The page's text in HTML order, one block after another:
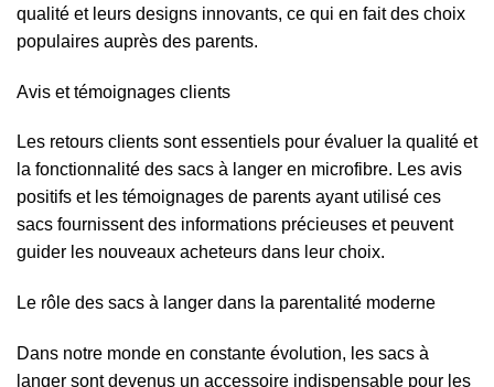
qualité et leurs designs innovants, ce qui en fait des choix
populaires auprès des parents.
Avis et témoignages clients
Les retours clients sont essentiels pour évaluer la qualité et
la fonctionnalité des sacs à langer en microfibre. Les avis
positifs et les témoignages de parents ayant utilisé ces
sacs fournissent des informations précieuses et peuvent
guider les nouveaux acheteurs dans leur choix.
Le rôle des sacs à langer dans la parentalité moderne
Dans notre monde en constante évolution, les sacs à
langer sont devenus un accessoire indispensable pour les